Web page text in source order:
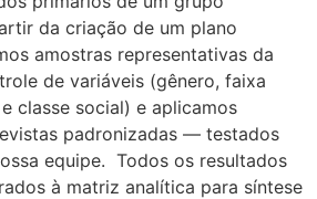
da criação de um plano
amostras representativas da
de variáveis (gênero, faixa
classe social) e aplicamos
padronizadas — testados
equipe. Todos os resultados
à matriz analítica para síntese